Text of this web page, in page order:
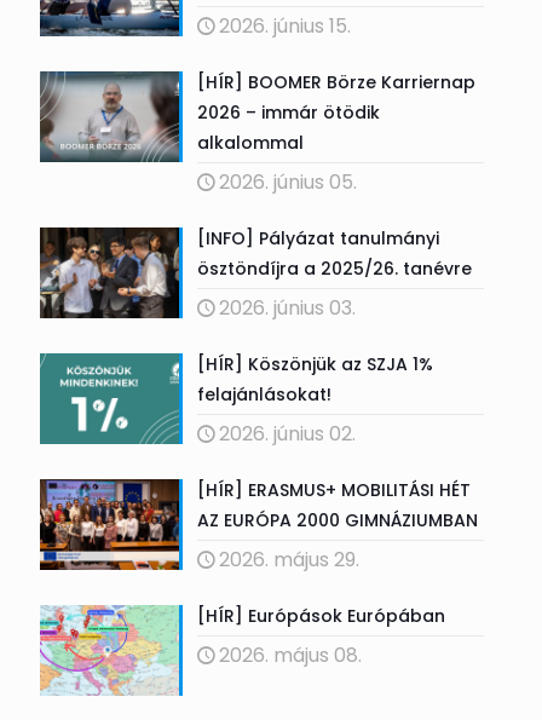
2026. június 15.
[HÍR] BOOMER Börze Karriernap
2026 – immár ötödik
alkalommal
2026. június 05.
[INFO] Pályázat tanulmányi
ösztöndíjra a 2025/26. tanévre
2026. június 03.
[HÍR] Köszönjük az SZJA 1%
felajánlásokat!
2026. június 02.
[HÍR] ERASMUS+ MOBILITÁSI HÉT
AZ EURÓPA 2000 GIMNÁZIUMBAN
2026. május 29.
[HÍR] Európások Európában
2026. május 08.